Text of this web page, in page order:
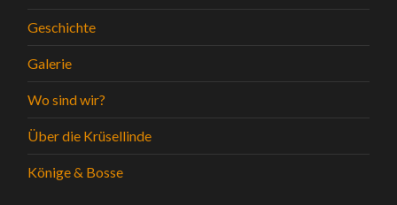
Geschichte
Galerie
Wo sind wir?
Über die Krüsellinde
Könige & Bosse